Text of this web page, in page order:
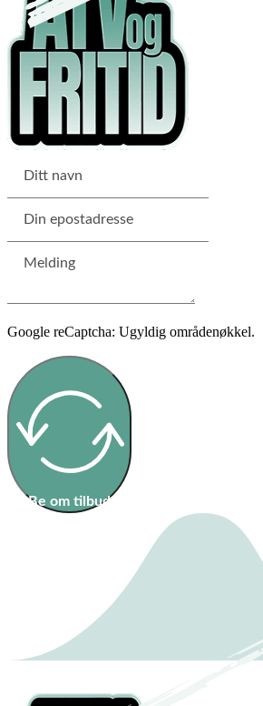
Google reCaptcha: Ugyldig områdenøkkel.
Be om tilbud